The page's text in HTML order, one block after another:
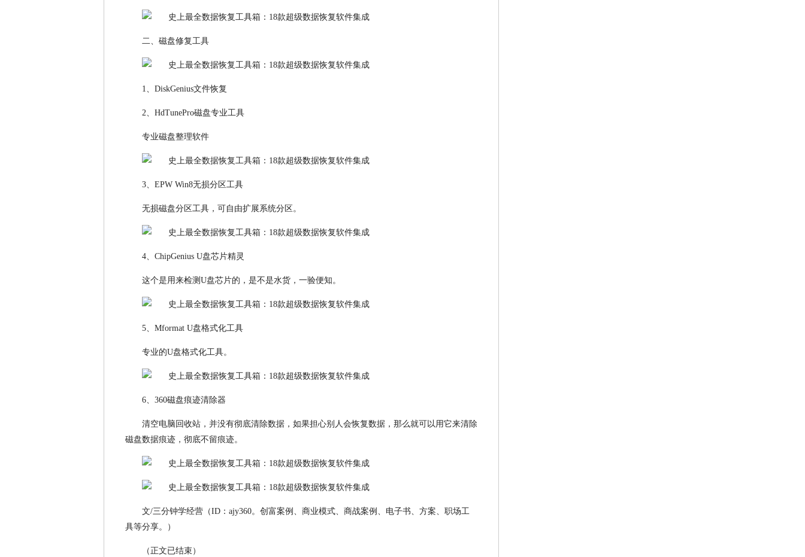
二、磁盘修复工具
1、DiskGenius文件恢复
2、HdTunePro磁盘专业工具
专业磁盘整理软件
3、EPW Win8无损分区工具
无损磁盘分区工具，可自由扩展系统分区。
4、ChipGenius U盘芯片精灵
这个是用来检测U盘芯片的，是不是水货，一验便知。
5、Mformat U盘格式化工具
专业的U盘格式化工具。
6、360磁盘痕迹清除器
清空电脑回收站，并没有彻底清除数据，如果担心别人会恢复数据，那么就可以用它来清除
磁盘数据痕迹，彻底不留痕迹。
文/三分钟学经营（ID：ajy360。创富案例、商业模式、商战案例、电子书、方案、职场工
具等分享。）
（正文已结束）